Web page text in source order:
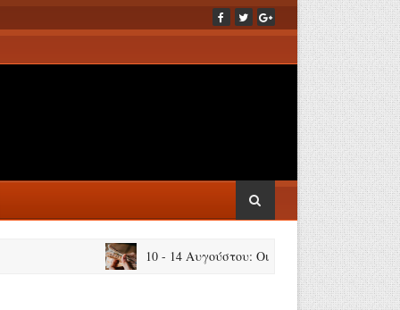
10 - 14 Αυγούστου: Οι πληρωμές από e-ΕΦΚΑ και